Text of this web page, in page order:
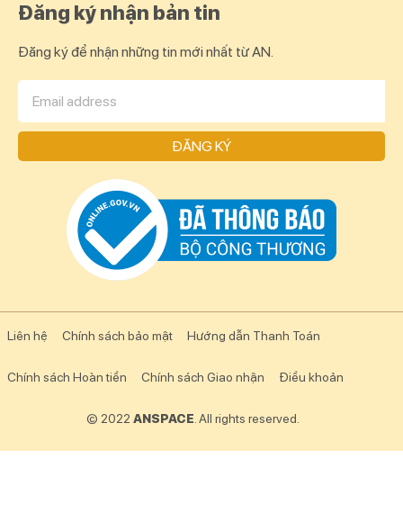
Đăng ký nhận bản tin
Đăng ký để nhận những tin mới nhất từ AN.
ĐĂNG KÝ
Liên hệ Chính sách bảo mật Hướng dẫn Thanh Toán
Chính sách Hoàn tiền Chính sách Giao nhận Điều khoản
© 2022 ANSPACE . All rights reserved.